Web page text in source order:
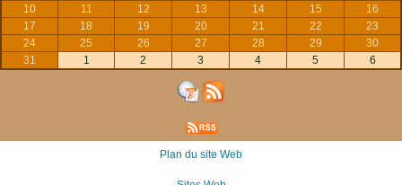
10
11 12 13 14 15
16
17
18 19 20 21 22
23
24
25 26 27 28 29
30
31
1 2 3 4 5 6
Plan du site Web